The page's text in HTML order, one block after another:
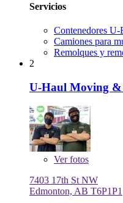
Servicios
Contenedores
Camiones para
Remolques y
2
U-Haul Moving &
Verfotos
7403 17th St NW
Edmonton, AB T6P1P1